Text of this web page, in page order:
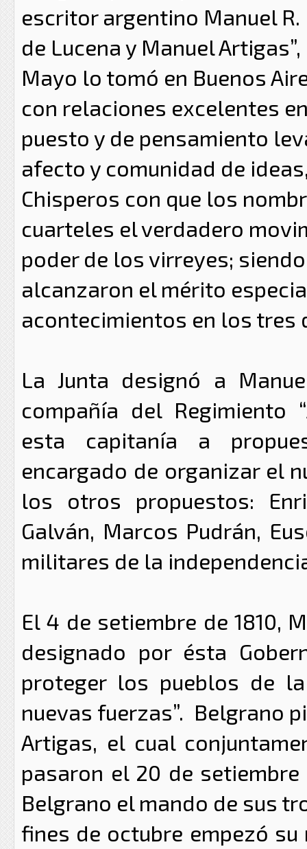
escritor argentino Manuel
de Lucena y Manuel
Mayo lo tomó en Buenos
con relaciones excelentes
puesto y de pensamiento
afecto y comunidad de
Chisperos con que los
cuarteles el verdadero
poder de los virreyes;
alcanzaron el mérito
acontecimientos en los tres
La Junta designó a
compañía del Regimiento
esta capitanía a
encargado de organizar el
los otros propuestos:
Galván, Marcos Pudrán,
militares de la
El 4 de setiembre de 1810,
designado por ésta
proteger los pueblos de
nuevas fuerzas”. Belgrano
Artigas, el cual
pasaron el 20 de
Belgrano el mando de sus
fines de octubre empezó su